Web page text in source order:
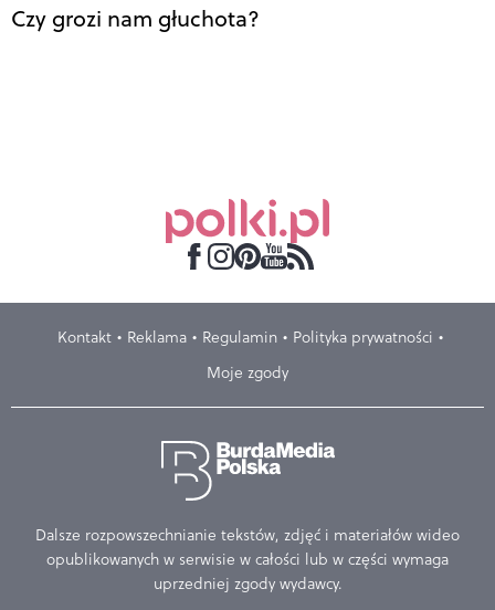
Czy grozi nam głuchota?
Kontakt Reklama Regulamin
Polityka prywatności
Moje zgody
Dalsze rozpowszechnianie tekstów, zdjęć i materiałów wideo
opublikowanych w serwisie w całości lub w części wymaga
uprzedniej zgody wydawcy.